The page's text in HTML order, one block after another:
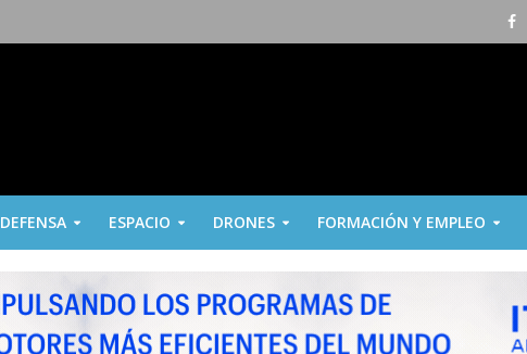
DEFENSA ESPACIO DRONES FORMACIÓN Y EMPLEO